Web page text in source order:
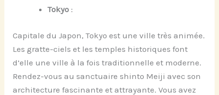
Tokyo :
Capitale du Japon, Tokyo est une ville très animée.
Les gratte-ciels et les temples historiques font
d’elle une ville à la fois traditionnelle et moderne.
Rendez-vous au sanctuaire shinto Meiji avec son
architecture fascinante et attrayante. Vous avez